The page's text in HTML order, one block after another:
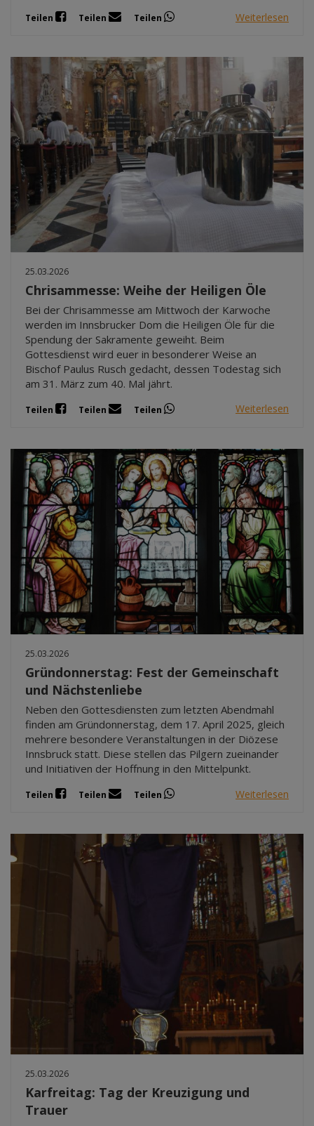
Teilen Teilen Teilen Weiterlesen
25.03.2026
Chrisammesse: Weihe der Heiligen Öle
Bei der Chrisammesse am Mittwoch der Karwoche
werden im Innsbrucker Dom die Heiligen Öle für die
Spendung der Sakramente geweiht. Beim
Gottesdienst wird euer in besonderer Weise an
Bischof Paulus Rusch gedacht, dessen Todestag sich
am 31. März zum 40. Mal jährt.
Teilen Teilen Teilen Weiterlesen
25.03.2026
Gründonnerstag: Fest der Gemeinschaft
und Nächstenliebe
Neben den Gottesdiensten zum letzten Abendmahl
finden am Gründonnerstag, dem 17. April 2025, gleich
mehrere besondere Veranstaltungen in der Diözese
Innsbruck statt. Diese stellen das Pilgern zueinander
und Initiativen der Hoffnung in den Mittelpunkt.
Teilen Teilen Teilen Weiterlesen
25.03.2026
Karfreitag: Tag der Kreuzigung und
Trauer